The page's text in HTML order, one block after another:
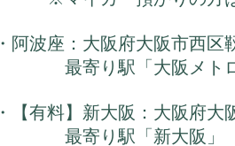
・阿波座：大阪府大阪市西
最寄り駅「大阪メトロ
・【有料】新大阪：大阪府
最寄り駅「新大阪」